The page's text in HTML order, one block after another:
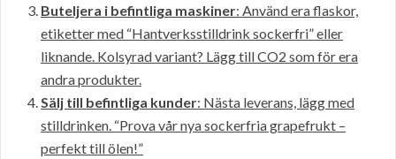
Buteljera i befintliga maskiner: Använd era flaskor,
etiketter med “Hantverksstilldrink sockerfri” eller
liknande. Kolsyrad variant? Lägg till CO2 som för era
andra produkter.
Sälj till befintliga kunder: Nästa leverans, lägg med
stilldrinken. “Prova vår nya sockerfria grapefrukt –
perfekt till ölen!”